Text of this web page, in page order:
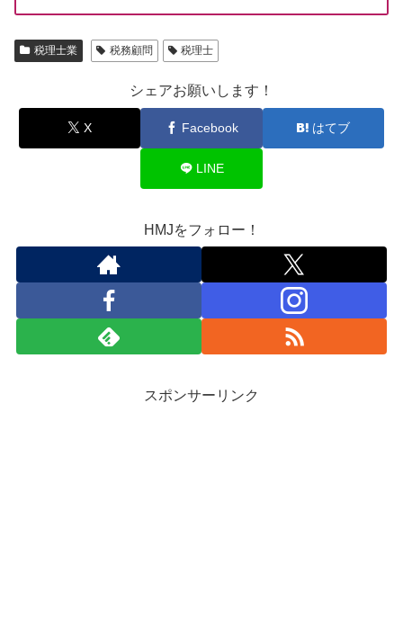
税理士業 税務顧問 税理士
シェアお願いします！
X Facebook はてブ
LINE
HMJをフォロー！
スポンサーリンク